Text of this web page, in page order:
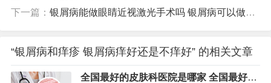
下一篇： 银屑病能做眼睛近视激光手术吗 银屑病可以做近视激光矫正吗
“银屑病和痒疹 银屑病痒好还是不痒好” 的相关文章
全国最好的皮肤科医院是哪家 全国最好的